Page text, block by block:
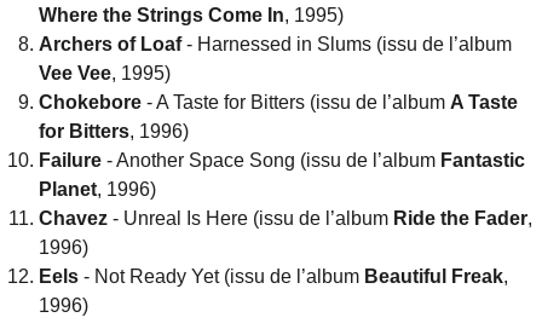
Where the Strings Come In, 1995)
Archers of Loaf- Harnessed in Slums (issu de l’album
Vee Vee, 1995)
Chokebore - A Taste for Bitters (issu de l’album A Taste
for Bitters, 1996)
Failure - Another Space Song (issu de l’album Fantastic
Planet, 1996)
Chavez - Unreal Is Here (issu de l’album Ride the Fader,
1996)
Eels - Not Ready Yet (issu de l’album Beautiful Freak,
1996)